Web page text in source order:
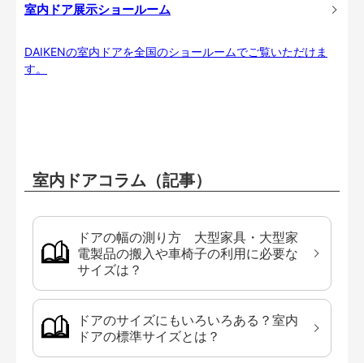
室内ドア展示ショールーム
DAIKENの室内ドアを全国のショールームでご覧いただけま
す。
室内ドアコラム（記事）
ドアの幅の測り方 大型家具・大型家
電製品の搬入や車椅子の利用に必要な
サイズは？
ドアのサイズにもいろいろある？室内
ドアの標準サイズとは？